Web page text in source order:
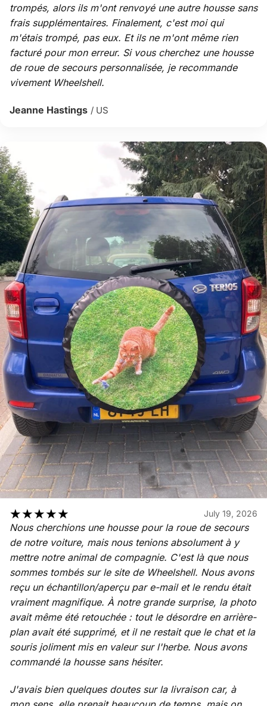
trompés, alors ils m'ont renvoyé une autre housse sans
frais supplémentaires. Finalement, c'est moi qui
m'étais trompé, pas eux. Et ils ne m'ont même rien
facturé pour mon erreur. Si vous cherchez une housse
de roue de secours personnalisée, je recommande
vivement Wheelshell.
Jeanne Hastings / US
★★★★★ July 19, 2026
Nous cherchions une housse pour la roue de secours
de notre voiture, mais nous tenions absolument à y
mettre notre animal de compagnie. C'est là que nous
sommes tombés sur le site de Wheelshell. Nous avons
reçu un échantillon/aperçu par e-mail et le rendu était
vraiment magnifique. À notre grande surprise, la photo
avait même été retouchée : tout le désordre en arrière-
plan avait été supprimé, et il ne restait que le chat et la
souris joliment mis en valeur sur l'herbe. Nous avons
commandé la housse sans hésiter.
J'avais bien quelques doutes sur la livraison car, à